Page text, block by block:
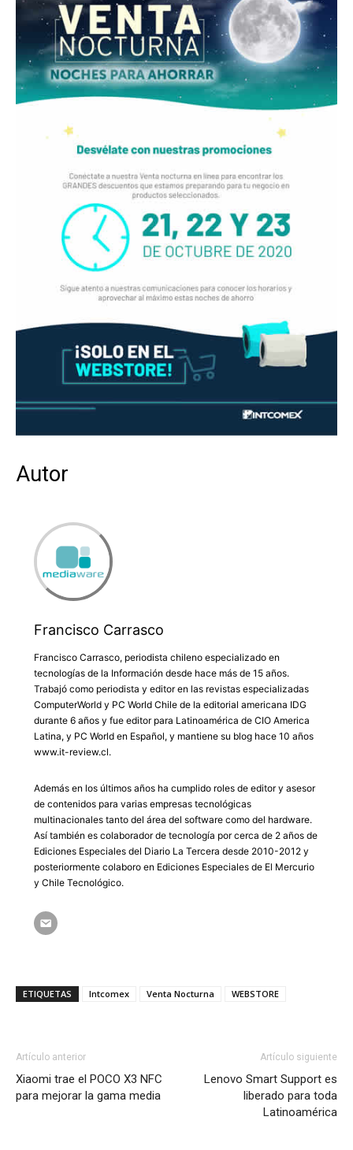
Autor
Francisco Carrasco
Francisco Carrasco, periodista chileno especializado en
tecnologías de la Información desde hace más de 15 años.
Trabajó como periodista y editor en las revistas especializadas
ComputerWorld y PC World Chile de la editorial americana IDG
durante 6 años y fue editor para Latinoamérica de CIO America
Latina, y PC World en Español, y mantiene su blog hace 10 años
www.it-review.cl.
Además en los últimos años ha cumplido roles de editor y asesor
de contenidos para varias empresas tecnológicas
multinacionales tanto del área del software como del hardware.
Así también es colaborador de tecnología por cerca de 2 años de
Ediciones Especiales del Diario La Tercera desde 2010-2012 y
posteriormente colaboro en Ediciones Especiales de El Mercurio
y Chile Tecnológico.
ETIQUETAS Intcomex Venta Nocturna WEBSTORE
Artículo anterior
Xiaomi trae el POCO X3 NFC
para mejorar la gama media
Artículo siguiente
Lenovo Smart Support es
liberado para toda
Latinoamérica